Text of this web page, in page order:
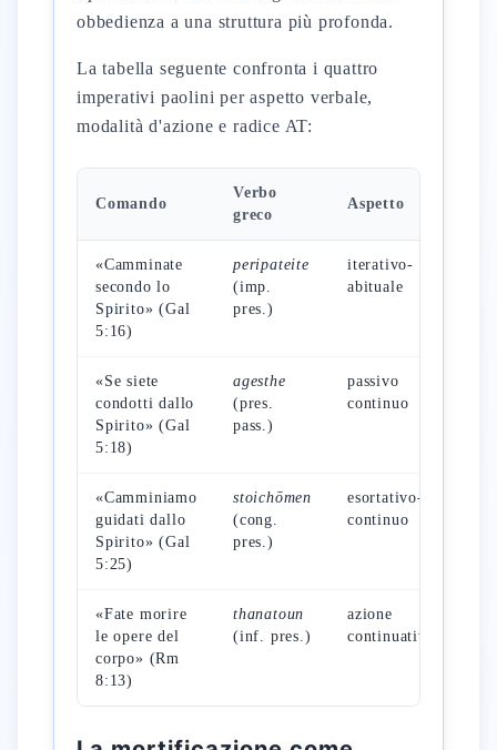
obbedienza a una struttura più profonda.
La tabella seguente confronta i quattro
imperativi paolini per aspetto verbale,
modalità d'azione e radice AT:
Comando
Verbo
greco
Aspetto
«Camminate
secondo lo
Spirito» (Gal
5:16)
peripateite
(imp.
pres.)
iterativo-
abituale
«Se siete
condotti dallo
Spirito» (Gal
5:18)
agesthe
(pres.
pass.)
passivo
continuo
«Camminiamo
guidati dallo
Spirito» (Gal
5:25)
stoichōmen
(cong.
pres.)
esortativo-
continuo
«Fate morire
le opere del
corpo» (Rm
8:13)
thanatoun
(inf. pres.)
azione
continuativa